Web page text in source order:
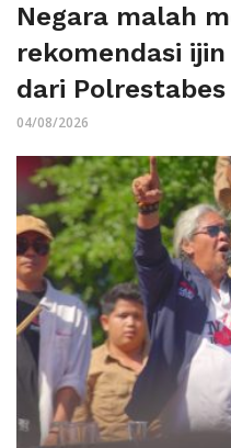
Negara malah
rekomendasi
dari
04/08/2026